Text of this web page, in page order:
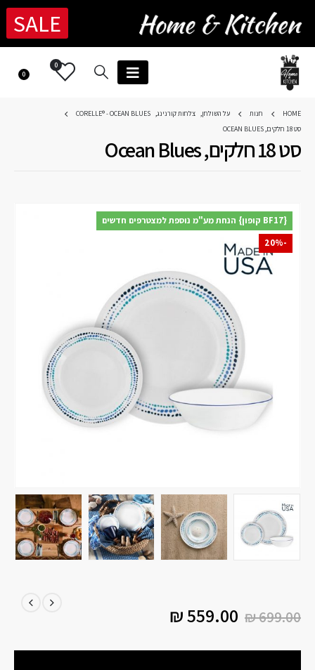
SALE
0
0
HOME חנות על השולחן, צלחות קורנינג,
CORELLE® - OCEAN BLUES
סט 18 חלקים, OCEAN BLUES
סט 18 חלקים, Ocean Blues
₪699.00
₪559.00
{BF17 קופון} הנחת מע"מ נוספת למצטרפים חדשים
-20%